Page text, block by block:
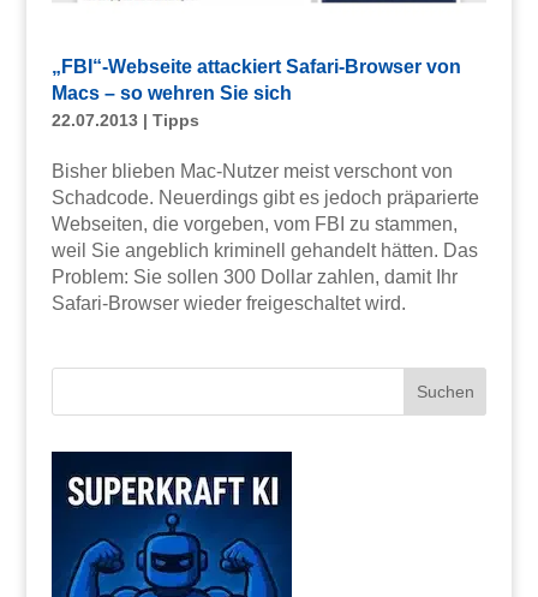
„FBI“-Webseite attackiert Safari-Browser von
Macs – so wehren Sie sich
22.07.2013| Tipps
Bisher blieben Mac-Nutzer meist verschont von
Schadcode. Neuerdings gibt es jedoch präparierte
Webseiten, die vorgeben, vom FBI zu stammen,
weil Sie angeblich kriminell gehandelt hätten. Das
Problem: Sie sollen 300 Dollar zahlen, damit Ihr
Safari-Browser wieder freigeschaltet wird.